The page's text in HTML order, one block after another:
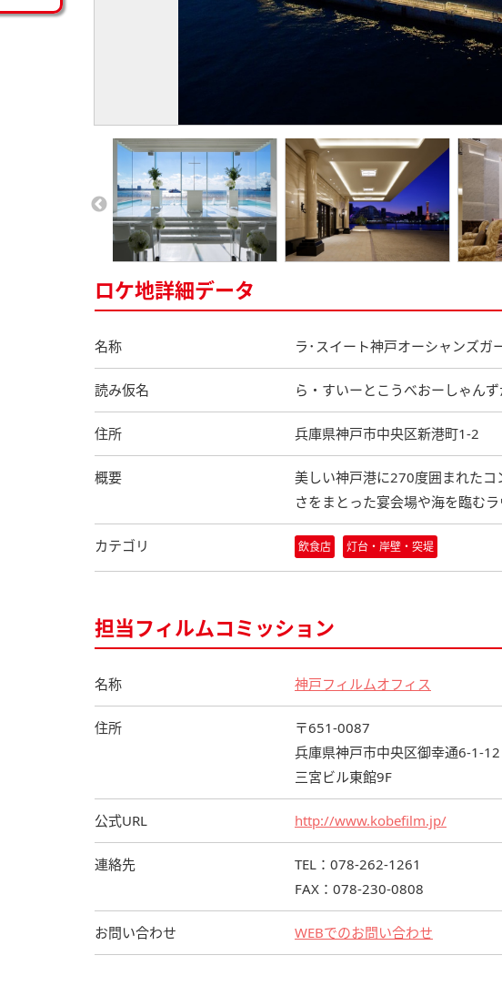
ロケ地詳細データ
名称 ラ･スイート神戸オーシャンズガ
読み仮名 ら・すいーとこうべおーしゃん
住所 兵庫県神戸市中央区新港町1-2
概要
美しい神戸港に270度囲まれた
さをまとった宴会場や海を臨むラ
カテゴリ 飲食店 灯台・岸壁・突堤
担当フィルムコミッション
名称 神戸フィルムオフィス
住所
〒651-0087
兵庫県神戸市中央区御幸通6-1-12
三宮ビル東館9F
公式URL http://www.kobefilm.jp/
連絡先
TEL：078-262-1261
FAX：078-230-0808
お問い合わせ WEBでのお問い合わせ